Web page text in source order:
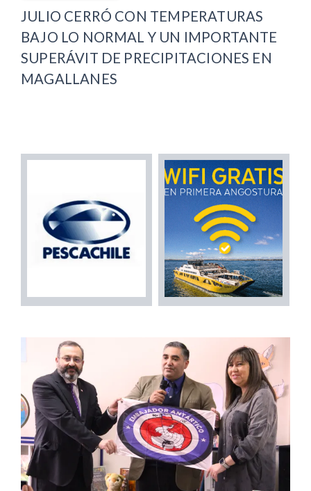
JULIO CERRÓ CON TEMPERATURAS
BAJO LO NORMAL Y UN IMPORTANTE
SUPERÁVIT DE PRECIPITACIONES EN
MAGALLANES